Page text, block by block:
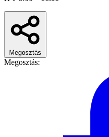
Megosztás
Megosztás: